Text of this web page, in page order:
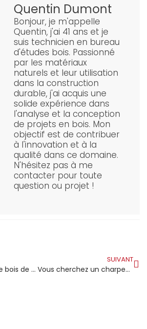
Quentin Dumont
Bonjour, je m'appelle
Quentin, j'ai 41 ans et je
suis technicien en bureau
d'études bois. Passionné
par les matériaux
naturels et leur utilisation
dans la construction
durable, j'ai acquis une
solide expérience dans
l'analyse et la conception
de projets en bois. Mon
objectif est de contribuer
à l'innovation et à la
qualité dans ce domaine.
N'hésitez pas à me
contacter pour toute
question ou projet !
Pourquoi choisir le bois de charpente chez Bricoman ?
SUIVANT
Vous cherchez un charpentier couvreur en Moselle ? Découvrez notre expertise !